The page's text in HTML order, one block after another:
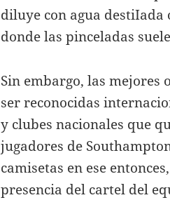
diluye con agua destiIada
donde las pinceladas
Sin embargo, las mejores
ser reconocidas
y clubes nacionales que
jugadores de
camisetas en ese
presencia del cartel del